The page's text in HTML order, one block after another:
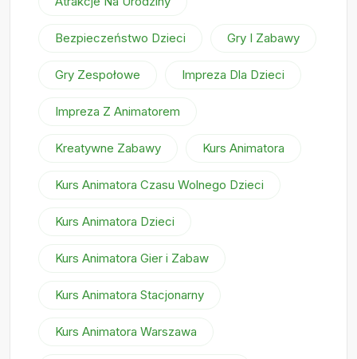
Bezpieczeństwo Dzieci Gry I Zabawy
Gry Zespołowe Impreza Dla Dzieci
Impreza Z Animatorem
Kreatywne Zabawy Kurs Animatora
Kurs Animatora Czasu Wolnego Dzieci
Kurs Animatora Dzieci
Kurs Animatora Gier i Zabaw
Kurs Animatora Stacjonarny
Kurs Animatora Warszawa